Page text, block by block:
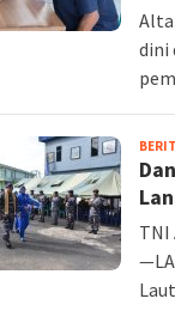
dini
TNI